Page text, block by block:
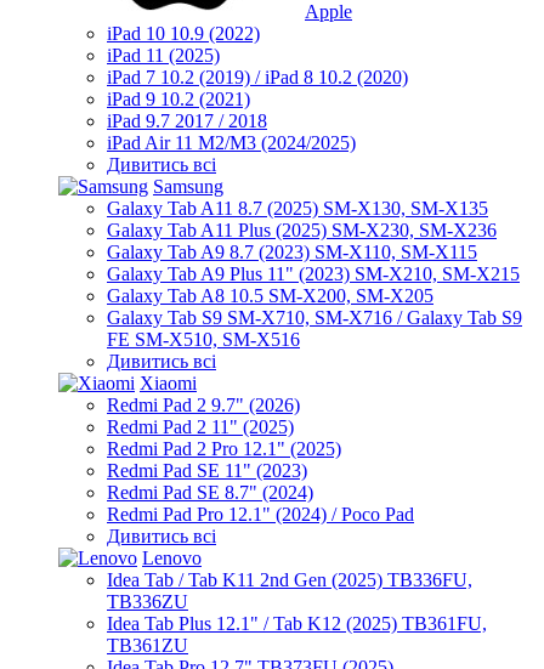
Apple
iPad 10 10.9 (2022)
iPad 11 (2025)
iPad 7 10.2 (2019) / iPad 8 10.2 (2020)
iPad 9 10.2 (2021)
iPad 9.7 2017 / 2018
iPad Air 11 M2/M3 (2024/2025)
Дивитись всі
Samsung
Galaxy Tab A11 8.7 (2025) SM-X130, SM-X135
Galaxy Tab A11 Plus (2025) SM-X230, SM-X236
Galaxy Tab A9 8.7 (2023) SM-X110, SM-X115
Galaxy Tab A9 Plus 11" (2023) SM-X210, SM-X215
Galaxy Tab A8 10.5 SM-X200, SM-X205
Galaxy Tab S9 SM-X710, SM-X716 / Galaxy Tab S9
FE SM-X510, SM-X516
Дивитись всі
Xiaomi
Redmi Pad 2 9.7" (2026)
Redmi Pad 2 11" (2025)
Redmi Pad 2 Pro 12.1" (2025)
Redmi Pad SE 11" (2023)
Redmi Pad SE 8.7" (2024)
Redmi Pad Pro 12.1" (2024) / Poco Pad
Дивитись всі
Lenovo
Idea Tab / Tab K11 2nd Gen (2025) TB336FU,
TB336ZU
Idea Tab Plus 12.1" / Tab K12 (2025) TB361FU,
TB361ZU